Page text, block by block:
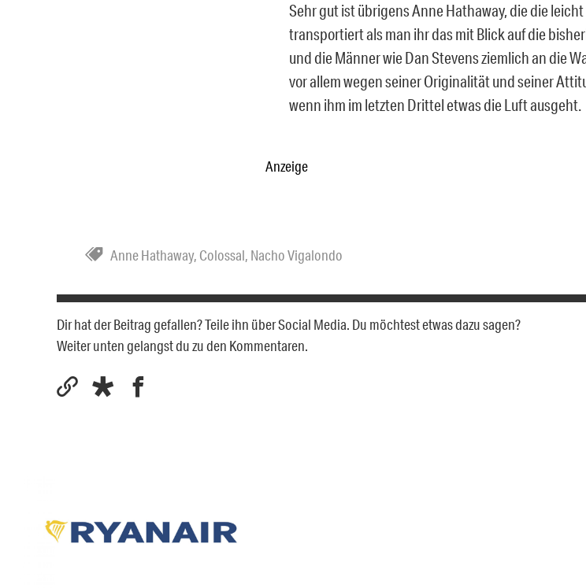
Sehr gut ist übrigens Anne Hathaway, die die
transportiert als man ihr das mit Blick auf die
und die Männer wie Dan Stevens ziemlich an die
vor allem wegen seiner Originalität und seiner
wenn ihm im letzten Drittel etwas die Luft ausgeht.
Anzeige
Anne Hathaway, Colossal, Nacho Vigalondo
Dir hat der Beitrag gefallen? Teile ihn über Social Media. Du möchtest etwas dazu sagen?
Weiter unten gelangst du zu den Kommentaren.